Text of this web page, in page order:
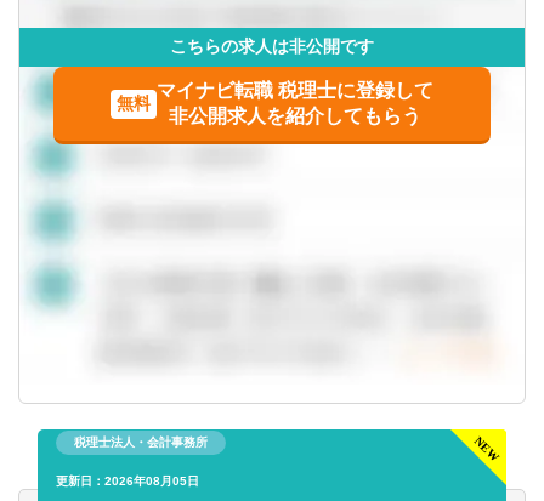
こちらの求人は非公開です
無料
マイナビ転職 税理士に登録して
非公開求人を紹介してもらう
税理士法人・会計事務所
更新日：2026年08月05日